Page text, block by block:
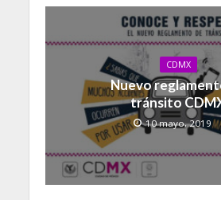
CDMX
Nuevo
tránsito
10 mayo, 2019